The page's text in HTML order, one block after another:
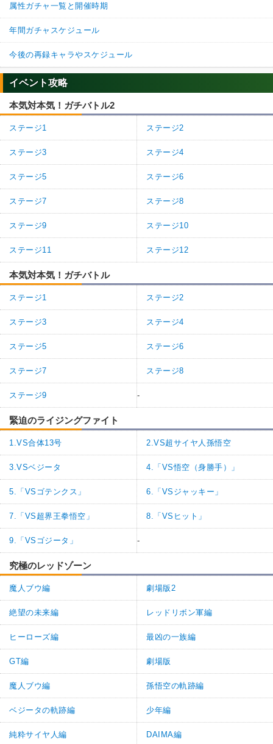
属性ガチャ一覧と開催時期
年間ガチャスケジュール
今後の再録キャラやスケジュール
イベント攻略
本気対本気！ガチバトル2
ステージ1 ステージ2
ステージ3 ステージ4
ステージ5 ステージ6
ステージ7 ステージ8
ステージ9 ステージ10
ステージ11 ステージ12
本気対本気！ガチバトル
ステージ1 ステージ2
ステージ3 ステージ4
ステージ5 ステージ6
ステージ7 ステージ8
ステージ9 -
緊迫のライジングファイト
1.VS合体13号 2.VS超サイヤ人孫悟空
3.VSベジータ 4.「VS悟空（身勝手）」
5.「VSゴテンクス」 6.「VSジャッキー」
7.「VS超界王拳悟空」 8.「VSヒット」
9.「VSゴジータ」 -
究極のレッドゾーン
魔人ブウ編 劇場版2
絶望の未来編 レッドリボン軍編
ヒーローズ編 最凶の一族編
GT編 劇場版
魔人ブウ編 孫悟空の軌跡編
ベジータの軌跡編 少年編
純粋サイヤ人編 DAIMA編